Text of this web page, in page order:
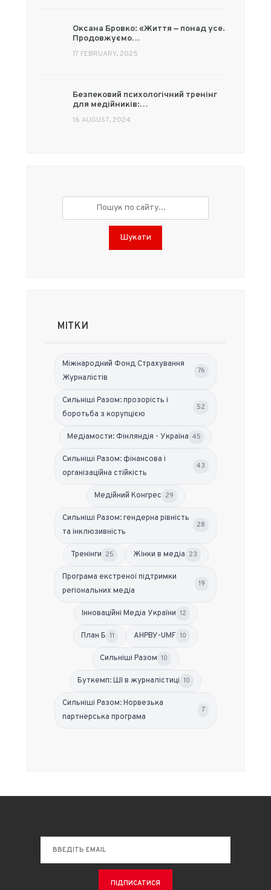
Оксана Бровко: «Життя — понад усе.
Продовжуємо…
17 FEBRUARY, 2025
Безпековий психологічний тренінг
для медійників:…
16 AUGUST, 2024
Шукати
МІТКИ
Міжнародний Фонд Страхування
Журналістів
76
Сильніші Разом: прозорість і
боротьба з корупцією
52
Медіамости: Фінляндія - Україна 45
Сильніші Разом: фінансова і
організаційна стійкість
43
Медійний Конгрес 29
Сильніші Разом: гендерна рівність
та інклюзивність
28
Тренінги 25 Жінки в медіа 23
Програма екстреної підтримки
регіональних медіа
19
Інноваційні Медіа України 12
План Б 11 АНРВУ-UMF 10
Сильніші Разом 10
Буткемп: ШІ в журналістиці 10
Сильніші Разом: Норвезька
партнерська програма
7